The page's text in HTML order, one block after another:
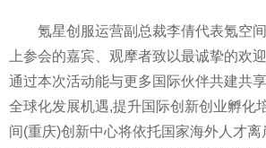
氪星创服运营副总裁李倩代表氪空
上参会的嘉宾、观摩者致以最诚挚的欢
通过本次活动能与更多国际伙伴共建共
全球化发展机遇,提升国际创新创业孵化
间(重庆)创新中心将依托国家海外人才离